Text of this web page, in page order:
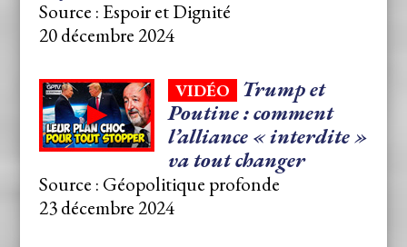
Source : Espoir et Dignité
20 décembre 2024
VIDÉO
Trump et
Poutine : comment
l’alliance « interdite »
va tout changer
Source : Géopolitique profonde
23 décembre 2024